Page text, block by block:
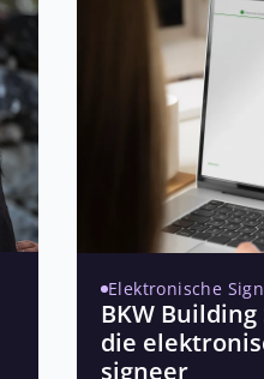
Elektronische
BKW
die
signeer